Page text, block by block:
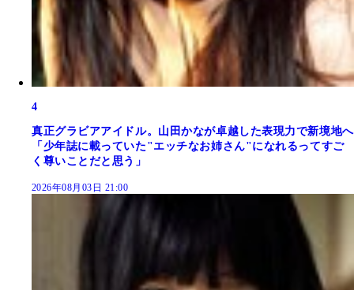
4
真正グラビアアイドル。山田かなが卓越した表現力で新境地へ
「少年誌に載っていた"エッチなお姉さん"になれるってすご
く尊いことだと思う」
2026年08月03日 21:00